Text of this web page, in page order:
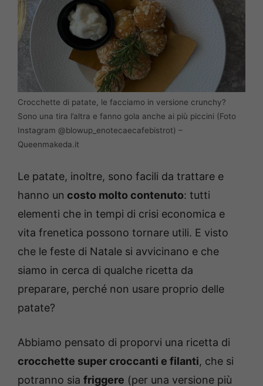
Crocchette di patate, le facciamo in versione crunchy?
Sono una tira l’altra e fanno gola anche ai più piccini (Foto
Instagram @blowup_enotecaecafebistrot) –
Queenmakeda.it
Le patate, inoltre, sono facili da trattare e
hanno un costo molto contenuto: tutti
elementi che in tempi di crisi economica e
vita frenetica possono tornare utili. E visto
che le feste di Natale si avvicinano e che
siamo in cerca di qualche ricetta da
preparare, perché non usare proprio delle
patate?
Abbiamo pensato di proporvi una ricetta di
crocchette super croccanti e filanti, che si
potranno sia friggere (per una versione più